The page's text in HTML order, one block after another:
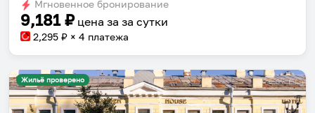
Мгновенное бронирование
9,181₽ цена за за сутки
2,295 ₽ × 4 платежа
Жильё проверено